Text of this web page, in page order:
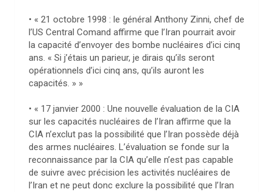
• « 21 octobre 1998 : le général Anthony Zinni, chef de
l’US Central Comand affirme que l’Iran pourrait avoir
la capacité d’envoyer des bombe nucléaires d’ici cinq
ans. « Si j’étais un parieur, je dirais qu’ils seront
opérationnels d’ici cinq ans, qu’ils auront les
capacités. » »
• « 17 janvier 2000 : Une nouvelle évaluation de la CIA
sur les capacités nucléaires de l’Iran affirme que la
CIA n’exclut pas la possibilité que l’Iran possède déjà
des armes nucléaires. L’évaluation se fonde sur la
reconnaissance par la CIA qu’elle n’est pas capable
de suivre avec précision les activités nucléaires de
l’Iran et ne peut donc exclure la possibilité que l’Iran